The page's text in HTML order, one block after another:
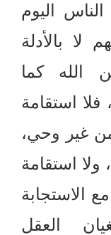
اليوم
لا بالأدلة
الله كما
، فلا استقامة
غير وحي،
استقامة
الاستجابة
العقل